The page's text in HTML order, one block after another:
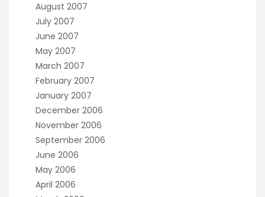
August 2007
July 2007
June 2007
May 2007
March 2007
February 2007
January 2007
December 2006
November 2006
September 2006
June 2006
May 2006
April 2006